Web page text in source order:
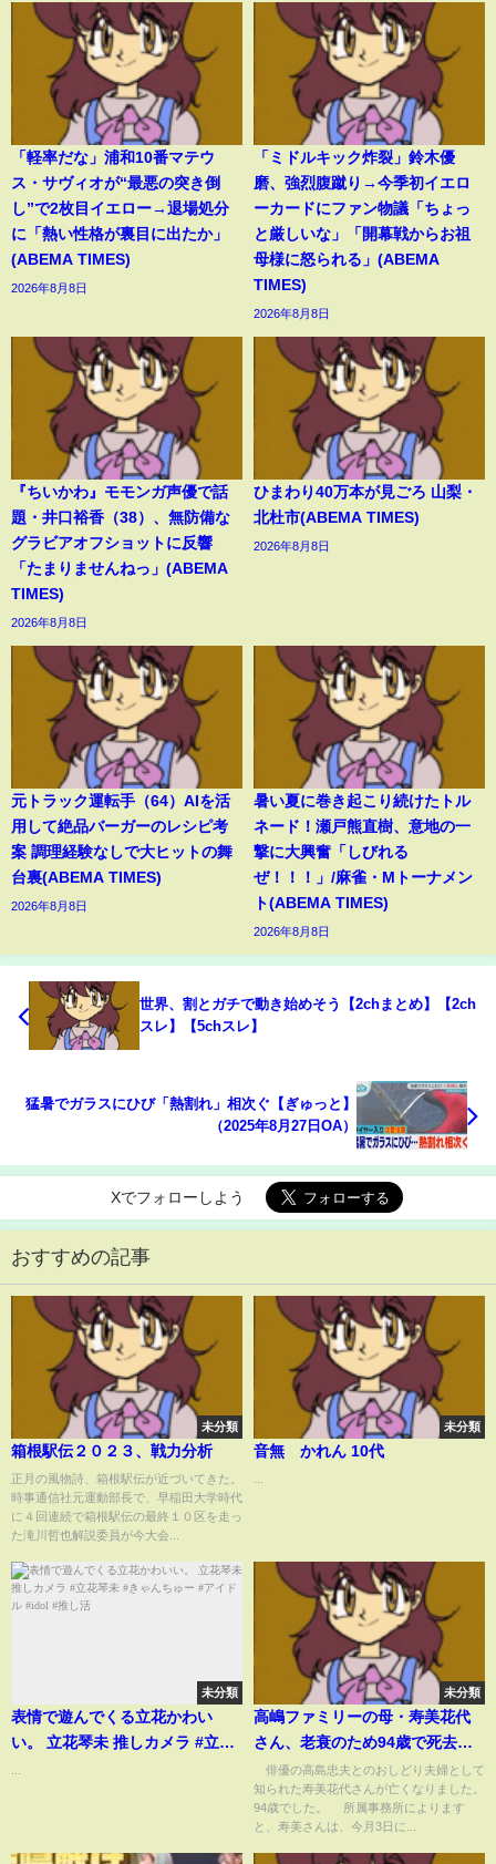
「軽率だな」浦和10番マテウ
ス・サヴィオが“最悪の突き倒
し”で2枚目イエロー→退場処分
に「熱い性格が裏目に出たか」
(ABEMA TIMES)
2026年8月8日
「ミドルキック炸裂」鈴木優
磨、強烈腹蹴り→今季初イエロ
ーカードにファン物議「ちょっ
と厳しいな」「開幕戦からお祖
母様に怒られる」(ABEMA
TIMES)
2026年8月8日
『ちいかわ』モモンガ声優で話
題・井口裕香（38）、無防備な
グラビアオフショットに反響
「たまりませんねっ」(ABEMA
TIMES)
2026年8月8日
ひまわり40万本が見ごろ 山梨・
北杜市(ABEMA TIMES)
2026年8月8日
元トラック運転手（64）AIを活
用して絶品バーガーのレシピ考
案 調理経験なしで大ヒットの舞
台裏(ABEMA TIMES)
2026年8月8日
暑い夏に巻き起こり続けたトル
ネード！瀬戸熊直樹、意地の一
撃に大興奮「しびれる
ぜ！！！」/麻雀・Mトーナメン
ト(ABEMA TIMES)
2026年8月8日
世界、割とガチで動き始めそう【2chまとめ】【2ch
スレ】【5chスレ】
猛暑でガラスにひび「熱割れ」相次ぐ【ぎゅっと】
（2025年8月27日OA）
Xでフォローしよう
おすすめの記事
未分類
箱根駅伝２０２３、戦力分析
正月の風物詩、箱根駅伝が近づいてきた。
時事通信社元運動部長で、早稲田大学時代
に４回連続で箱根駅伝の最終１０区を走っ
た滝川哲也解説委員が今大会...
未分類
音無 かれん 10代
未分類
表情で遊んでくる立花かわい
い。 立花琴未 推しカメラ #立花
未分類
高嶋ファミリーの母・寿美花代
さん、老衰のため94歳で死去
「最期の最期まで大女優 寿美花
代だった母でした」と息子・高
嶋政宏がコメント(ABEMA
俳優の高島忠夫とのおしどり夫婦として
知られた寿美花代さんが亡くなりました。
94歳でした。 所属事務所によります
と、寿美さんは、今月3日に...